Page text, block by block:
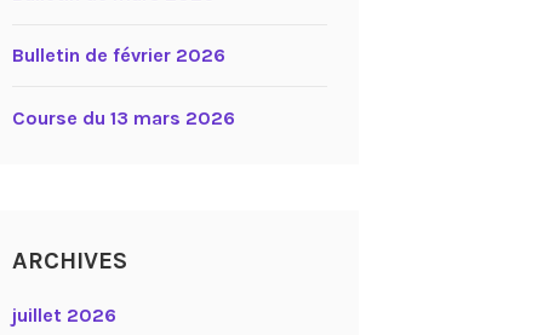
Bulletin de février 2026
Course du 13 mars 2026
ARCHIVES
juillet 2026